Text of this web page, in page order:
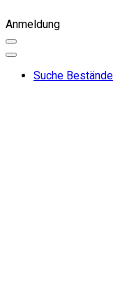
Anmeldung
Suche Bestände